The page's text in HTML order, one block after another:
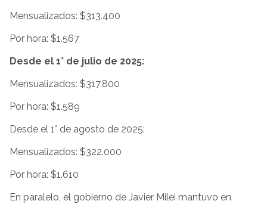
Mensualizados: $313.400
Por hora: $1.567
Desde el 1° de julio de 2025:
Mensualizados: $317.800
Por hora: $1.589
Desde el 1° de agosto de 2025:
Mensualizados: $322.000
Por hora: $1.610
En paralelo, el gobierno de Javier Milei mantuvo en